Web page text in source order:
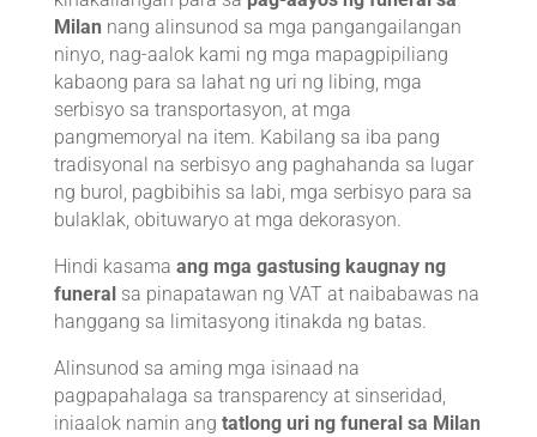
Milan nang alinsunod sa mga pangangailangan
ninyo, nag-aalok kami ng mga mapagpipiliang
kabaong para sa lahat ng uri ng libing, mga
serbisyo sa transportasyon, at mga
pangmemoryal na item. Kabilang sa iba pang
tradisyonal na serbisyo ang paghahanda sa lugar
ng burol, pagbibihis sa labi, mga serbisyo para sa
bulaklak, obituwaryo at mga dekorasyon.
Hindi kasama ang mga gastusing kaugnay ng
funeralsa pinapatawan ng VAT at naibabawas na
hanggang sa limitasyong itinakda ng batas.
Alinsunod sa aming mga isinaad na
pagpapahalaga ​​sa transparency at sinseridad,
iniaalok namin ang tatlong uri ng funeral sa Milan